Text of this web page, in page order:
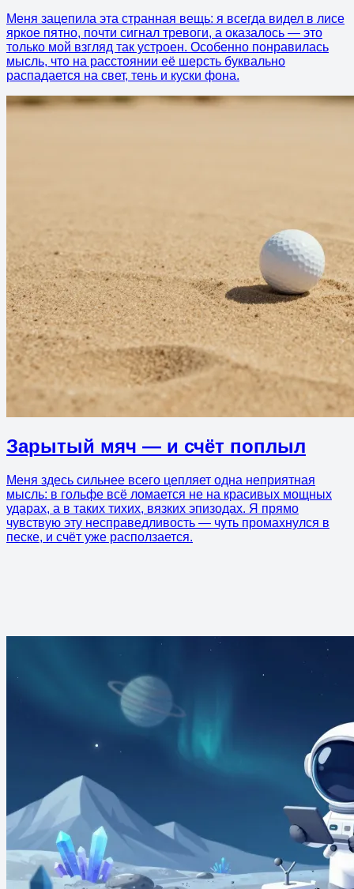
Меня зацепила эта странная вещь: я всегда видел в лисе
яркое пятно, почти сигнал тревоги, а оказалось — это
только мой взгляд так устроен. Особенно понравилась
мысль, что на расстоянии её шерсть буквально
распадается на свет, тень и куски фона.
Зарытый мяч — и счёт поплыл
Меня здесь сильнее всего цепляет одна неприятная
мысль: в гольфе всё ломается не на красивых мощных
ударах, а в таких тихих, вязких эпизодах. Я прямо
чувствую эту несправедливость — чуть промахнулся в
песке, и счёт уже расползается.